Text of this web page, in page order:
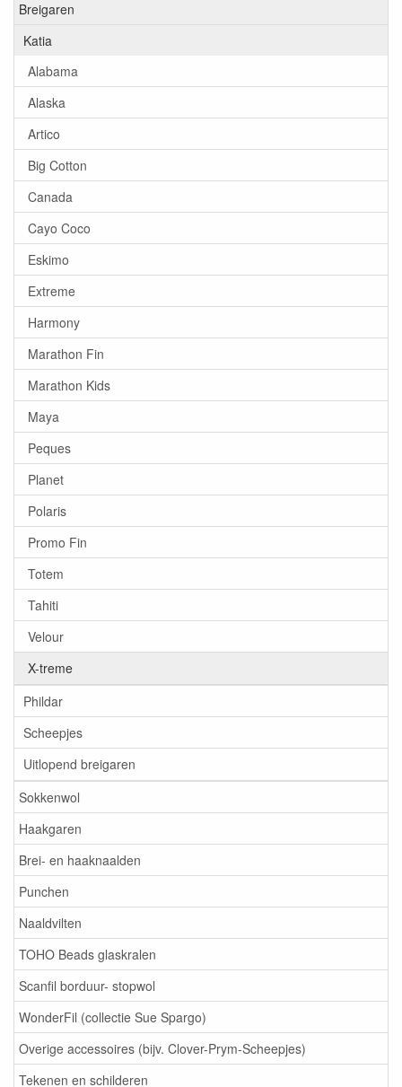
Breigaren
Katia
Alabama
Alaska
Artico
Big Cotton
Canada
Cayo Coco
Eskimo
Extreme
Harmony
Marathon Fin
Marathon Kids
Maya
Peques
Planet
Polaris
Promo Fin
Totem
Tahiti
Velour
X-treme
Phildar
Scheepjes
Uitlopend breigaren
Sokkenwol
Haakgaren
Brei- en haaknaalden
Punchen
Naaldvilten
TOHO Beads glaskralen
Scanfil borduur- stopwol
WonderFil (collectie Sue Spargo)
Overige accessoires (bijv. Clover-Prym-Scheepjes)
Tekenen en schilderen